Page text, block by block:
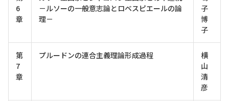
6
章
－ルソーの一般意志論とロベスピエールの論
理－
子
博
子
第
7
章
プルードンの連合主義理論形成過程
横
山
清
彦